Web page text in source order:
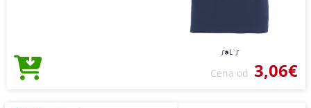
Cena od 3,06€